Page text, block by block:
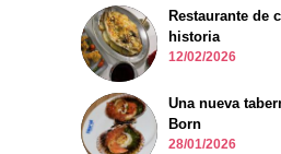
Restaurante de
historia
12/02/2026
Una nueva
Born
28/01/2026